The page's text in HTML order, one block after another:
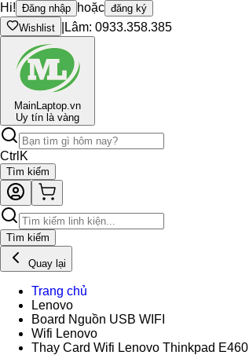
Hi! Đăng nhập hoặc đăng ký
Wishlist
Lâm: 0933.358.385
MainLaptop.vn
Uy tín là vàng
Ctrl K
Tìm kiếm
Tìm kiếm
Quay lại
Trang chủ
Lenovo
Board Nguồn USB WIFI
Wifi Lenovo
Thay Card Wifi Lenovo Thinkpad E460